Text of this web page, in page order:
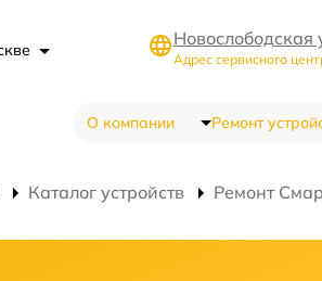
Новослободская
Адрес сервисного
О компании Ремонт
Каталог устройств Ремонт